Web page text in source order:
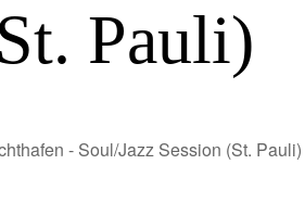
Pauli)